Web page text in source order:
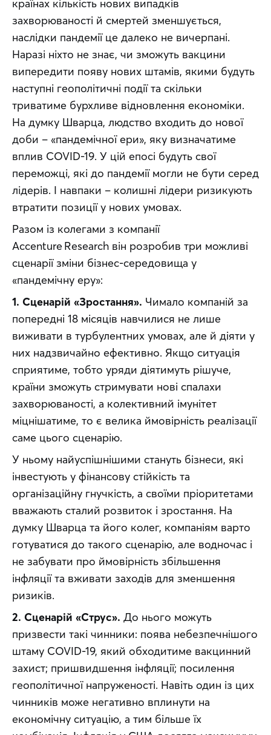
країнах кількість нових випадків
захворюваності й смертей зменшується,
наслідки пандемії це далеко не вичерпані.
Наразі ніхто не знає, чи зможуть вакцини
випередити появу нових штамів, якими будуть
наступні геополітичні події та скільки
триватиме бурхливе відновлення економіки.
На думку Шварца, людство входить до нової
доби – «пандемічної ери», яку визначатиме
вплив COVID-19. У цій епосі будуть свої
переможці, які до пандемії могли не бути серед
лідерів. І навпаки – колишні лідери ризикують
втратити позиції у нових умовах.
Разом із колегами з компанії
Accenture Research він розробив три можливі
сценарії зміни бізнес-середовища у
«пандемічну еру»:
1. Сценарій «Зростання». Чимало компаній за
попередні 18 місяців навчилися не лише
виживати в турбулентних умовах, але й діяти у
них надзвичайно ефективно. Якщо ситуація
сприятиме, тобто уряди діятимуть рішуче,
країни зможуть стримувати нові спалахи
захворюваності, а колективний імунітет
міцнішатиме, то є велика ймовірність реалізації
саме цього сценарію.
У ньому найуспішнішими стануть бізнеси, які
інвестують у фінансову стійкість та
організаційну гнучкість, а своїми пріоритетами
вважають сталий розвиток і зростання. На
думку Шварца та його колег, компаніям варто
готуватися до такого сценарію, але водночас і
не забувати про ймовірність збільшення
інфляції та вживати заходів для зменшення
ризиків.
2. Сценарій «Струс». До нього можуть
призвести такі чинники: поява небезпечнішого
штаму COVID-19, який обходитиме вакцинний
захист; пришвидшення інфляції; посилення
геополітичної напруженості. Навіть один із цих
чинників може негативно вплинути на
економічну ситуацію, а тим більше їх